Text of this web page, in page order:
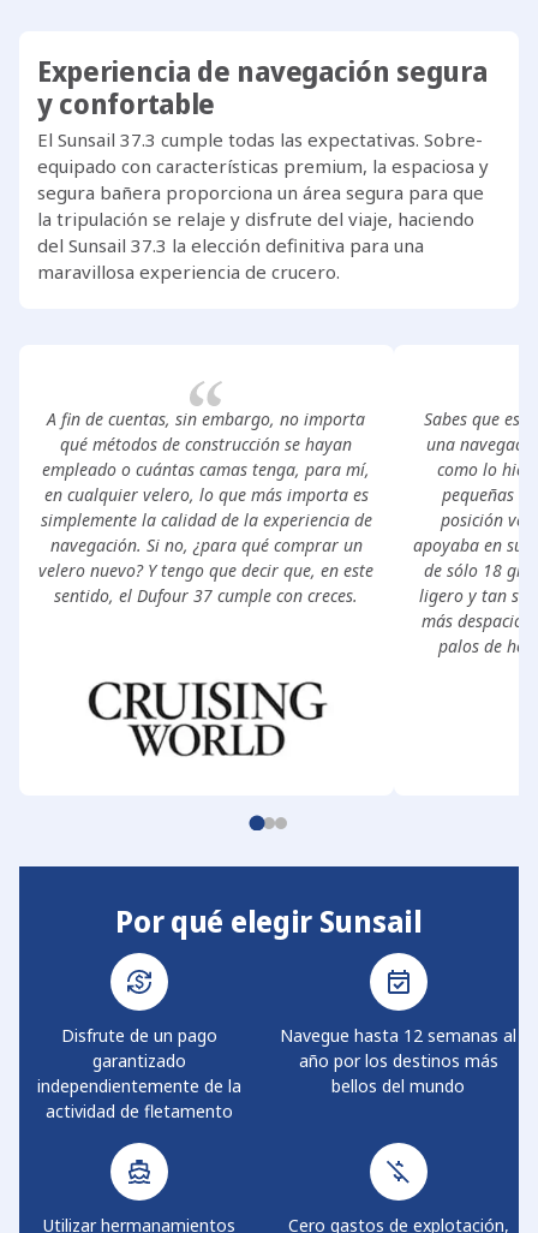
Experiencia de navegación segura
y confortable
El Sunsail 37.3 cumple todas las expectativas. Sobre-
equipado con características premium, la espaciosa y
segura bañera proporciona un área segura para que
la tripulación se relaje y disfrute del viaje, haciendo
del Sunsail 37.3 la elección definitiva para una
maravillosa experiencia de crucero.
A fin de cuentas, sin embargo, no importa
qué métodos de construcción se hayan
empleado o cuántas camas tenga, para mí,
en cualquier velero, lo que más importa es
simplemente la calidad de la experiencia de
navegación. Si no, ¿para qué comprar un
velero nuevo? Y tengo que decir que, en este
sentido, el Dufour 37 cumple con creces.
Sabes que es
una
como lo
pequeñas
posición
apoyaba en su
de sólo 18
ligero y tan
más despacio
palos de
Por qué elegir Sunsail
Disfrute de un pago
garantizado
independientemente de la
actividad de fletamento
Navegue hasta 12 semanas al
año por los destinos más
bellos del mundo
Utilizar hermanamientos Cero gastos de explotación,